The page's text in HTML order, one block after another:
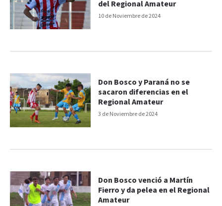
10 de Noviembre de 2024
del Regional Amateur
3 de Noviembre de 2024
Don Bosco y Paraná no se
sacaron diferencias en el
Regional Amateur
Don Bosco venció a Martín
Fierro y da pelea en el Regional
Amateur